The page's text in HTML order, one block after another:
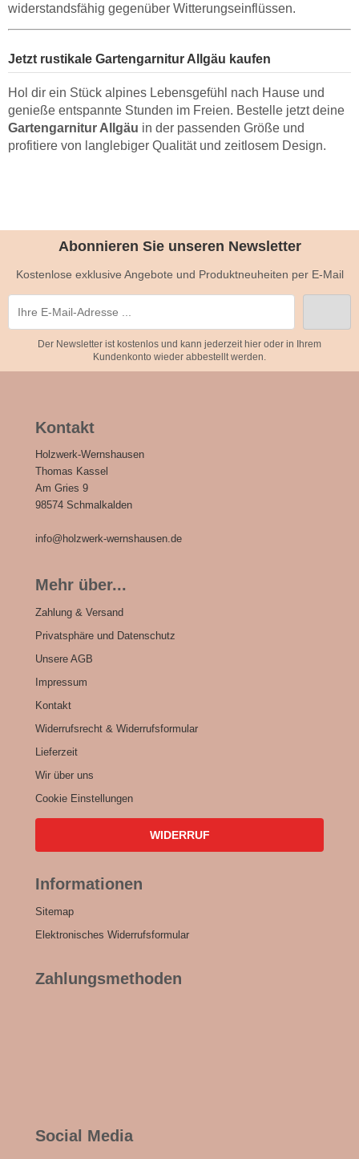
widerstandsfähig gegenüber Witterungseinflüssen.
Jetzt rustikale Gartengarnitur Allgäu kaufen
Hol dir ein Stück alpines Lebensgefühl nach Hause und
genieße entspannte Stunden im Freien. Bestelle jetzt deine
Gartengarnitur Allgäu in der passenden Größe und
profitiere von langlebiger Qualität und zeitlosem Design.
Abonnieren Sie unseren Newsletter
Kostenlose exklusive Angebote und Produktneuheiten per E-Mail
Der Newsletter ist kostenlos und kann jederzeit hier oder in Ihrem
Kundenkonto wieder abbestellt werden.
Kontakt
Holzwerk-Wernshausen
Thomas Kassel
Am Gries 9
98574 Schmalkalden
info@holzwerk-wernshausen.de
Mehr über...
Zahlung & Versand
Privatsphäre und Datenschutz
Unsere AGB
Impressum
Kontakt
Widerrufsrecht & Widerrufsformular
Lieferzeit
Wir über uns
Cookie Einstellungen
WIDERRUF
Informationen
Sitemap
Elektronisches Widerrufsformular
Zahlungsmethoden
Social Media